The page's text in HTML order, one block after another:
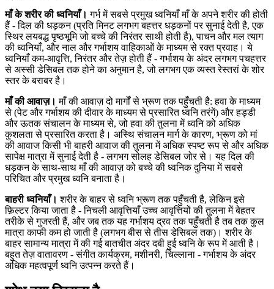
माँ के शरीर की ध्वनियाँ। गर्भ में सबसे प्रमुख ध्वनियाँ माँ के अपने शरीर की होती
हैं - दिल की धड़कन (प्रति मिनट लगभग बहत्तर धड़कनों पर सुनाई देती है, एक
स्थिर लयबद्ध पृष्ठभूमि जो बच्चे की निरंतर साथी होती है), पाचन और मल त्याग
की ध्वनियाँ, और नाल और गर्भाशय वाहिकाओं के माध्यम से रक्त प्रवाह। ये
ध्वनियाँ कम-आवृत्ति, निरंतर और तेज़ होती हैं - गर्भाशय के अंदर लगभग पचहत्तर
से अस्सी डेसिबल तक होने का अनुमान है, जो लगभग एक व्यस्त रेस्तरां के शोर
स्तर के बराबर है।
माँ की आवाज़। माँ की आवाज़ दो मार्गों से भ्रूण तक पहुँचती है: हवा के माध्यम
से (पेट और गर्भाशय की दीवार के माध्यम से प्रसारित ध्वनि तरंगें) और हड्डी
और ऊतक संचालन के माध्यम से, जो हवा की तुलना में ध्वनि को अधिक
कुशलता से प्रसारित करता है। अस्थि संचालन मार्ग के कारण, भ्रूण को मां
की आवाज किसी भी बाहरी आवाज की तुलना में अधिक स्पष्ट रूप से और अधिक
सापेक्ष मात्रा में सुनाई देती है - लगभग सोलह डेसिबल जोर से। यह दिल की
धड़कन के साथ-साथ माँ की आवाज़ को बच्चे की ध्वनिक दुनिया में सबसे
परिचित और प्रमुख ध्वनि बनाता है।
बाहरी ध्वनियाँ। शरीर के बाहर से ध्वनि भ्रूण तक पहुँचती है, लेकिन इसे
फ़िल्टर किया जाता है - निचली आवृत्तियाँ उच्च आवृत्तियों की तुलना में बेहतर
तरीके से गुजरती हैं, और जब तक यह गर्भाशय द्रव तक पहुँचती है तब तक कुल
मात्रा काफी कम हो जाती है (लगभग बीस से तीस डेसिबल तक)। शरीर के
बाहर सामान्य मात्रा में की गई बातचीत अंदर दबी हुई ध्वनि के रूप में आती है।
बहुत तेज़ वातावरण - संगीत कार्यक्रम, मशीनरी, चिल्लाना - गर्भाशय के अंदर
अधिक महत्वपूर्ण ध्वनि उत्पन्न करते हैं।